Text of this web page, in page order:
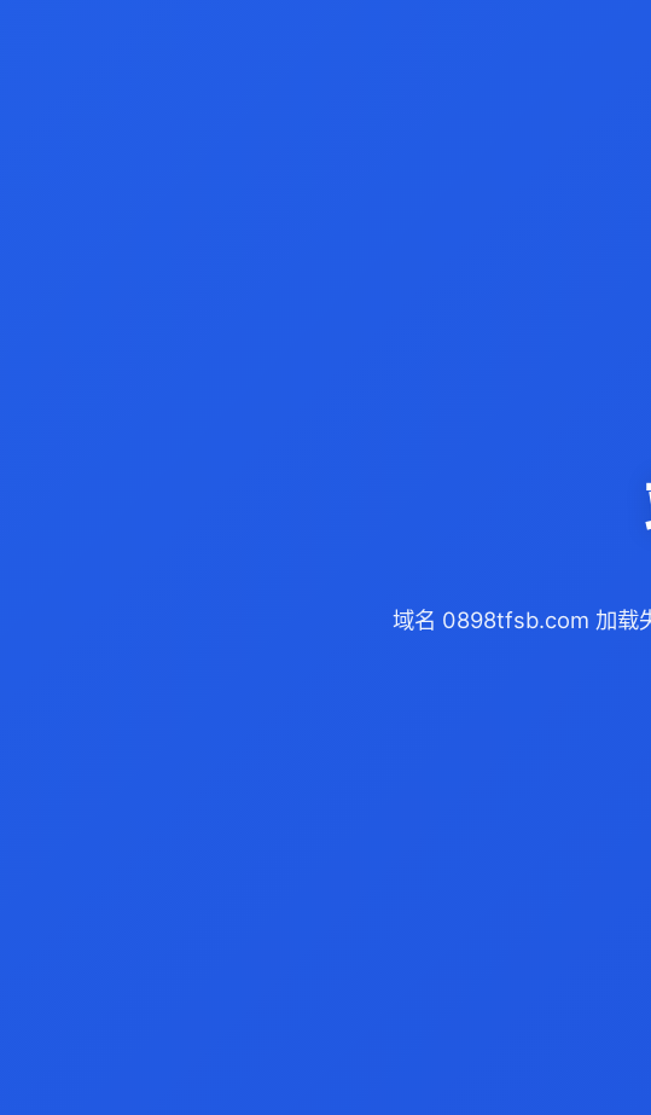
域名 0898tfsb.com 加载